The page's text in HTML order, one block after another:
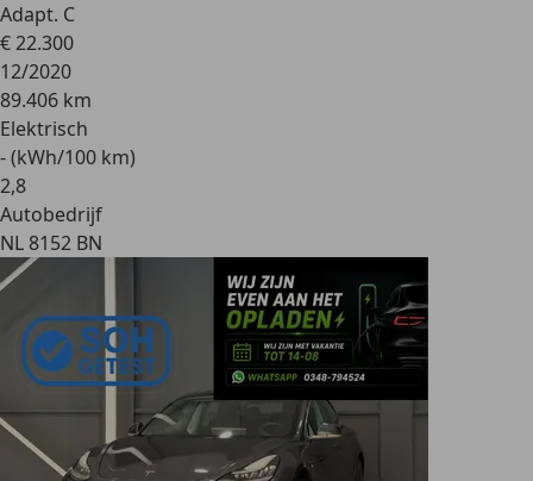
Adapt. C
€ 22.300
12/2020
89.406 km
Elektrisch
- (kWh/100 km)
2,8
Autobedrijf
NL 8152 BN